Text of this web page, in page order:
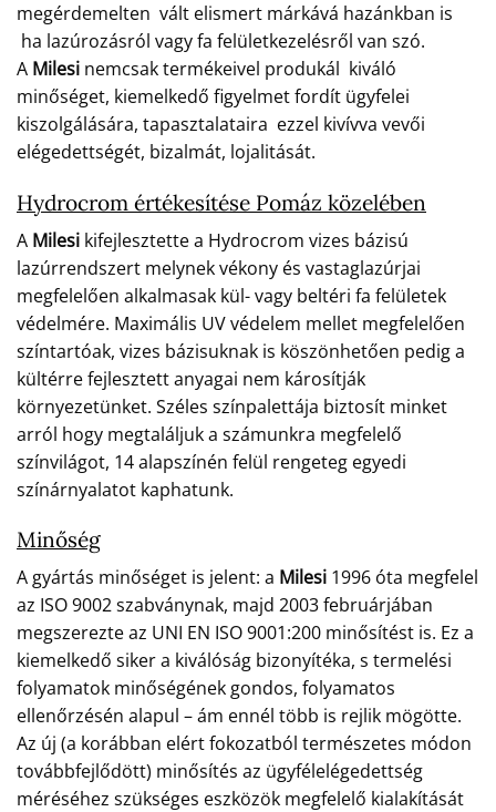
megérdemelten vált elismert márkává hazánkban is
ha lazúrozásról vagy fa felületkezelésről van szó.
A Milesi nemcsak termékeivel produkál kiváló
minőséget, kiemelkedő figyelmet fordít ügyfelei
kiszolgálására, tapasztalataira ezzel kivívva vevői
elégedettségét, bizalmát, lojalitását.
Hydrocrom értékesítése Pomáz közelében
A Milesi kifejlesztette a Hydrocrom vizes bázisú
lazúrrendszert melynek vékony és vastaglazúrjai
megfelelően alkalmasak kül- vagy beltéri fa felületek
védelmére. Maximális UV védelem mellet megfelelően
színtartóak, vizes bázisuknak is köszönhetően pedig a
kültérre fejlesztett anyagai nem károsítják
környezetünket. Széles színpalettája biztosít minket
arról hogy megtaláljuk a számunkra megfelelő
színvilágot, 14 alapszínén felül rengeteg egyedi
színárnyalatot kaphatunk.
Minőség
A gyártás minőséget is jelent: a Milesi 1996 óta megfelel
az ISO 9002 szabványnak, majd 2003 februárjában
megszerezte az UNI EN ISO 9001:200 minősítést is. Ez a
kiemelkedő siker a kiválóság bizonyítéka, s termelési
folyamatok minőségének gondos, folyamatos
ellenőrzésén alapul – ám ennél több is rejlik mögötte.
Az új (a korábban elért fokozatból természetes módon
továbbfejlődött) minősítés az ügyfélelégedettség
méréséhez szükséges eszközök megfelelő kialakítását